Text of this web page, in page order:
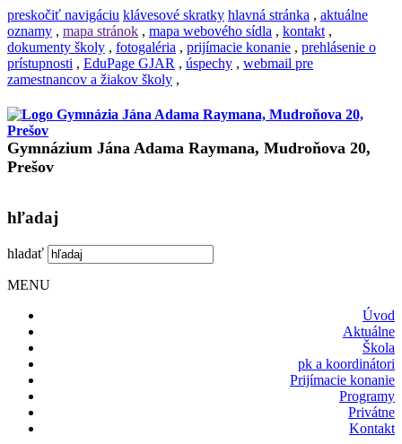
preskočiť navigáciu klávesové skratky hlavná stránka , aktuálne
oznamy , mapa stránok , mapa webového sídla , kontakt ,
dokumenty školy , fotogaléria , prijímacie konanie , prehlásenie o
prístupnosti , EduPage GJAR , úspechy , webmail pre
zamestnancov a žiakov školy ,
Gymnázium Jána Adama Raymana, Mudroňova 20,
Prešov
hľadaj
hladať
MENU
Úvod
Aktuálne
Škola
pk a koordinátori
Prijímacie konanie
Programy
Privátne
Kontakt